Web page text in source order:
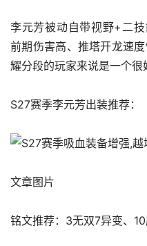
李元芳被动自带视野+二技
前期伤害高、推塔开龙速
耀分段的玩家来说是一个很
S27赛季李元芳出装推荐：
文章图片
铭文推荐：3无双7异变、